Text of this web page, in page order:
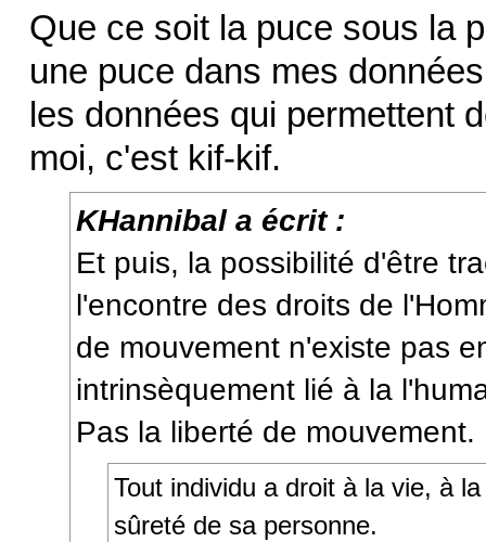
Que ce soit la puce sous la
une puce dans mes
les données qui permettent
moi, c'est kif-kif.
KHannibal a écrit :
Et puis, la possibilité d'être
l'encontre des droits de
de mouvement n'existe pas
intrinsèquement lié à la
Pas la liberté de mouvement.
Tout individu a droit à la vie, à
sûreté de sa personne.